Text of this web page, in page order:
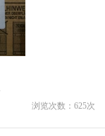
浏览次数： 625次